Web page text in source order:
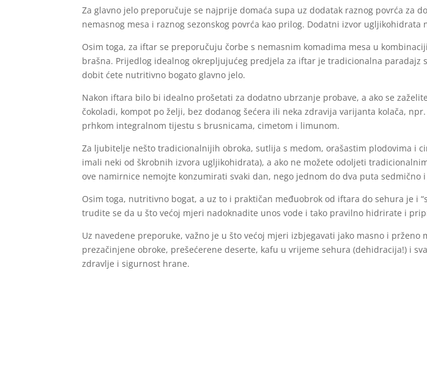
Za glavno jelo preporučuje se najprije domaća supa uz dodatak raznog povrća za
nemasnog mesa i raznog sezonskog povrća kao prilog. Dodatni izvor
Osim toga, za iftar se preporučuju čorbe s nemasnim komadima mesa u
brašna. Prijedlog idealnog okrepljujućeg predjela za iftar je tradicionalna paradajz
dobit ćete nutritivno bogato glavno jelo.
Nakon iftara bilo bi idealno prošetati za dodatno ubrzanje probave, a ako se
čokoladi, kompot po želji, bez dodanog šećera ili neka zdravija varijanta kolača,
prhkom integralnom tijestu s brusnicama, cimetom i limunom.
Za ljubitelje nešto tradicionalnijih obroka, sutlija s medom, orašastim plodovima i
imali neki od škrobnih izvora ugljikohidrata), a ako ne možete odoljeti
ove namirnice nemojte konzumirati svaki dan, nego jednom do dva puta sedmično
Osim toga, nutritivno bogat, a uz to i praktičan međuobrok od iftara do sehura je i
trudite se da u što većoj mjeri nadoknadite unos vode i tako pravilno hidrirate i
Uz navedene preporuke, važno je u što većoj mjeri izbjegavati jako masno i
prezačinjene obroke, prešećerene deserte, kafu u vrijeme sehura (dehidracija!) i
zdravlje i sigurnost hrane.